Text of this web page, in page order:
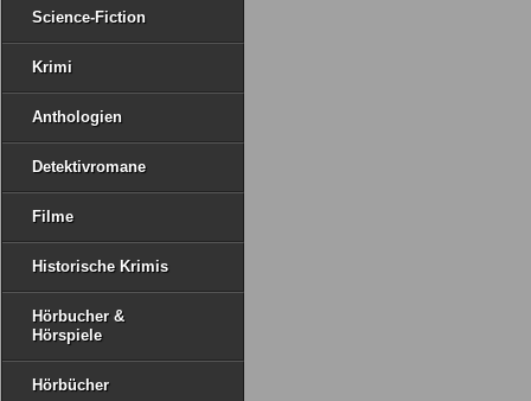
Science-Fiction
Krimi
Anthologien
Detektivromane
Filme
Historische Krimis
Hörbucher &
Hörspiele
Hörbücher